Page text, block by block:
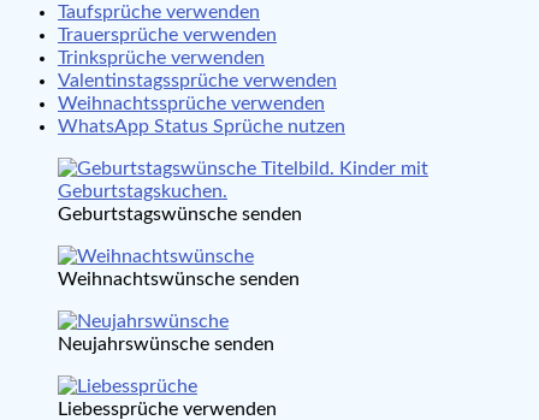
Taufsprüche verwenden
Trauersprüche verwenden
Trinksprüche verwenden
Valentinstagssprüche verwenden
Weihnachtssprüche verwenden
WhatsApp Status Sprüche nutzen
Geburtstagswünsche senden
Weihnachtswünsche senden
Neujahrswünsche senden
Liebessprüche verwenden